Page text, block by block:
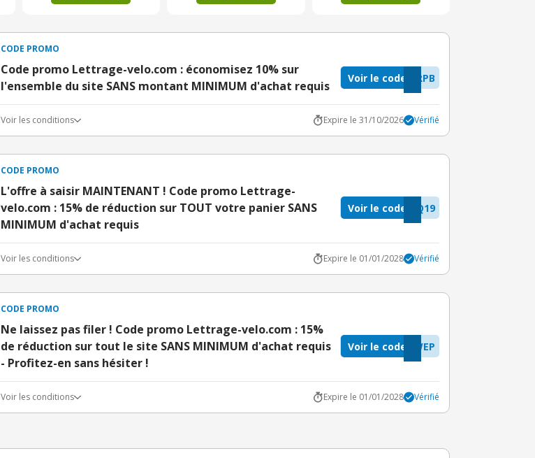
CODE PROMO
Code promo Lettrage-velo.com : économisez 10% sur
l'ensemble du site SANS montant MINIMUM d'achat requis
RPB
Voir le code
Voir les conditions Expire le 31/10/2026 Vérifié
CODE PROMO
L'offre à saisir MAINTENANT ! Code promo Lettrage-
velo.com : 15% de réduction sur TOUT votre panier SANS
MINIMUM d'achat requis
Q19
Voir le code
Voir les conditions Expire le 01/01/2028 Vérifié
CODE PROMO
Ne laissez pas filer ! Code promo Lettrage-velo.com : 15%
de réduction sur tout le site SANS MINIMUM d'achat requis
- Profitez-en sans hésiter !
WEP
Voir le code
Voir les conditions Expire le 01/01/2028 Vérifié